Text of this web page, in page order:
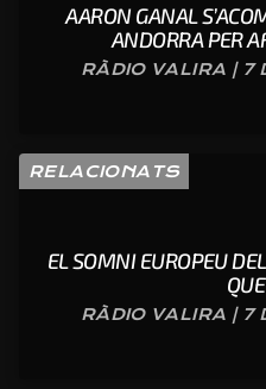
AARON GANAL
ANDORRA PER
RÀDIO VALIRA |
RELACIONATS
EL SOMNI EUROPEU
RÀDIO VALIRA |